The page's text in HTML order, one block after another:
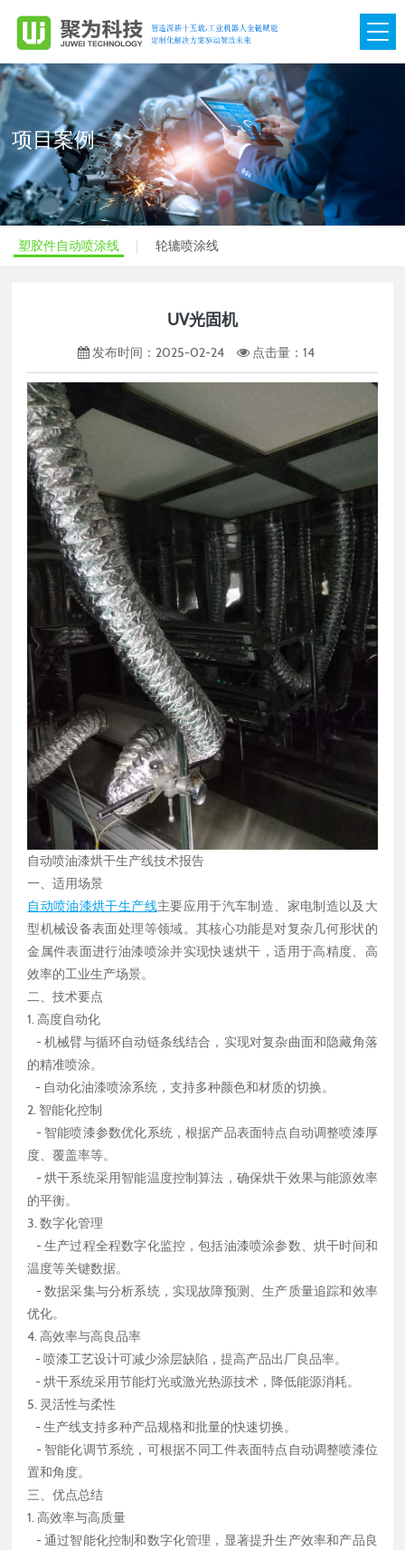
网站首页
关于我们
产品展示
项目案例
视频中心
联系我们 
项目案例
塑胶件自动喷涂线 轮辘喷涂线
UV光固机
发布时间：2025-02-24 点击量： 14
自动喷油漆烘干生产线技术报告
一、适用场景
自动喷油漆烘干生产线主要应用于汽车制造、家电制造以及大
型机械设备表面处理等领域。其核心功能是对复杂几何形状的
金属件表面进行油漆喷涂并实现快速烘干，适用于高精度、高
效率的工业生产场景。
二、技术要点
1. 高度自动化
- 机械臂与循环自动链条线结合，实现对复杂曲面和隐藏角落
的精准喷涂。
- 自动化油漆喷涂系统，支持多种颜色和材质的切换。
2. 智能化控制
- 智能喷漆参数优化系统，根据产品表面特点自动调整喷漆厚
度、覆盖率等。
- 烘干系统采用智能温度控制算法，确保烘干效果与能源效率
的平衡。
3. 数字化管理
- 生产过程全程数字化监控，包括油漆喷涂参数、烘干时间和
温度等关键数据。
- 数据采集与分析系统，实现故障预测、生产质量追踪和效率
优化。
4. 高效率与高良品率
- 喷漆工艺设计可减少涂层缺陷，提高产品出厂良品率。
- 烘干系统采用节能灯光或激光热源技术，降低能源消耗。
5. 灵活性与柔性
- 生产线支持多种产品规格和批量的快速切换。
- 智能化调节系统，可根据不同工件表面特点自动调整喷漆位
置和角度。
三、优点总结
1. 高效率与高质量
- 通过智能化控制和数字化管理，显著提升生产效率和产品良